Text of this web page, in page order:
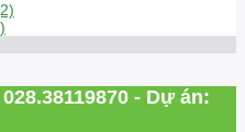
- Dự án: